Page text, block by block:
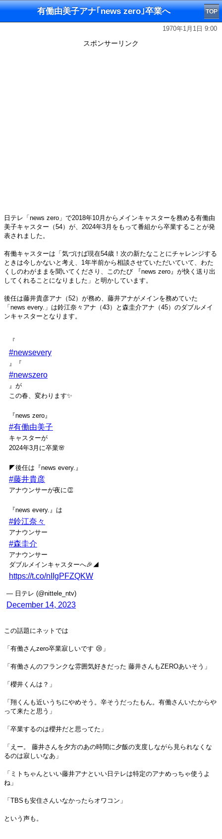
有働由美子アナ｢news zero｣卒業へ TOP
1970年1月1日 9:00
スポンサーリンク
日テレ「news zero」で2018年10月からメインキャスターを務める有働由
美子キャスター（54）が、2024年3月をもって番組から卒業することが発
表されました。
有働キャスターは「気づけば現在54歳！次の新たなことにチャレンジする
ときは今しかないと考え、1年半前から相談させていただいていて、わた
くしのわがままを聞いてくださり、このたび 『news zero』が快く送り出
してくれることになりました」と明かしています。
後任は藤井貴彦アナ（52）が務め、藤井アナがメインを務めていた
「news every.」は鈴江奈々アナ（43）と森圭介アナ（45）のダブルメイ
ンキャスターとなります。
『
#newsevery
』『
#newszero
』が
この春、変わります✨
『news zero』
#有働由美子
キャスターが
2024年3月に卒業🌸
◤後任は『news every.』
#藤井貴彦
アナウンサーが夜に👏
『news every.』は
#鈴江奈々
アナウンサー
#森圭介
アナウンサー
ダブルメインキャスターへ🎉◢
https://t.co/nIIgPFZQKW
— 日テレ (@nittele_ntv)
December 14, 2023
この話題にネットでは
「有働さんzero卒業寂しいです 😢」
「有働さんのフランクな雰囲気好きだった 藤井さんもZEROあいそう」
「櫻井くんは？」
「翔くんも近いうちにやめそう。辛そうだったもん。有働さんいたからや
って来たと思う」
「卒業するのは櫻井だと思ってた」
「えー。 藤井さんを夕方のあの時間に夕飯の支度しながら見られなくな
るのは寂しいなあ」
「ミトちゃんといい藤井アナといい日テレは特定のアナめっちゃ使うよ
ね」
「TBSも安住さんいなかったらオワコン」
という声も。